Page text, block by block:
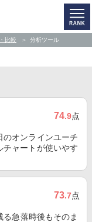
比較 分析ツール
74.9点
オンラインユーチ
チャートが使いやす
73.7点
急落時後もそのま